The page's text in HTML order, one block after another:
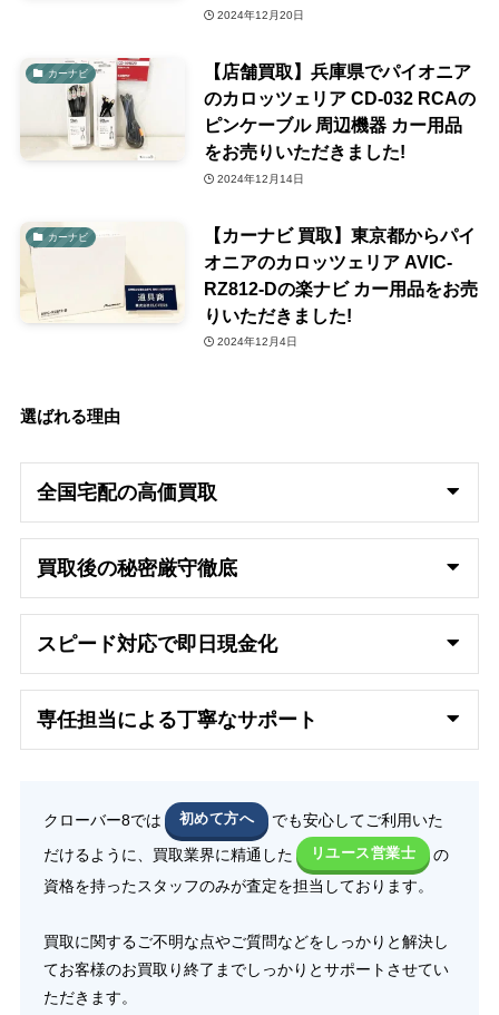
2024年12月20日
カーナビ
【店舗買取】兵庫県でパイオニア
のカロッツェリア CD-032 RCAの
ピンケーブル 周辺機器 カー用品
をお売りいただきました!
2024年12月14日
カーナビ
【カーナビ 買取】東京都からパイ
オニアのカロッツェリア AVIC-
RZ812-Dの楽ナビ カー用品をお売
りいただきました!
2024年12月4日
選ばれる理由
全国宅配の高価買取
買取後の秘密厳守徹底
スピード対応で即日 現金化
専任担当による丁寧なサポート
クローバー8では 初めて方へ
でも安心してご利用いた
だけるように、買取業界に精通した
リユース営業士
の
資格を持ったスタッフのみが査定を担当しております。
買取に関するご不明な点やご質問などをしっかりと解決し
てお客様のお買取り終了までしっかりとサポートさせてい
ただきます。